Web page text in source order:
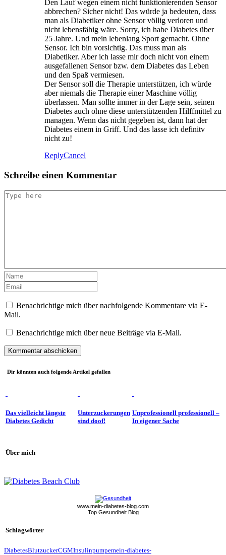
Den Lauf wegen einem nicht funktionierenden Sensor
abbrechen? Sicher nicht! Das würde ja bedeuten, dass
man als Diabetiker ohne Sensor völlig verloren und
nicht lebensfähig wäre. Sorry, ich habe Diabetes über
25 Jahre. Und mein lebenlang Sport gemacht. Ohne
Sensor. Ich bin vorsichtig. Das muss man als
Diabetiker. Aber ich lasse mir doch nicht von einem
ausgefallenen Sensor bzw. dem Diabetes das Leben
und den Spaß vermiesen.
Der Sensor soll die Therapie unterstützen, ich würde
aber niemals die Therapie einer Maschine völlig
überlassen. Man sollte immer in der Lage sein, seinen
Diabetes auch ohne diese unterstützenden Hilffmittel zu
managen. Wenn das nicht gegeben ist, dann hat der
Diabetes einem in Griff. Und das lasse ich definitv
nicht zu!
ReplyCancel
Schreibe einen Kommentar
Benachrichtige mich über nachfolgende Kommentare via E-
Mail.
Benachrichtige mich über neue Beiträge via E-Mail.
Dir könnten auch folgende Artikel gefallen
Das vielleicht längste
Diabetes Gedicht
Unterzuckerungen
sind doof!
Unprofessionell professionell –
In eigener Sache
Über mich
www.mein-diabetes-blog.com
Top Gesundheit Blog
Schlagwörter
DiabetesBlutzuckerCGMInsulinpumpemein-diabetes-